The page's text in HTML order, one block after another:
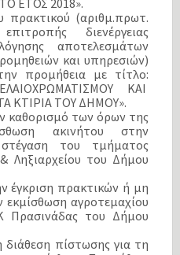
ΕΤΟΣ 2018».
(αριθμ.πρωτ.
διενέργειας
αποτελεσμάτων
και υπηρεσιών)
προμήθεια με τίτλο:
ΚΑΙ
ΚΤΙΡΙΑ ΤΟΥ ΔΗΜΟΥ».
καθορισμό των όρων της
ακινήτου στην
του τμήματος
Ληξιαρχείου του Δήμου
έγκριση πρακτικών ή μη
αγροτεμαχίου
Πρασινάδας του Δήμου
πίστωσης για τη